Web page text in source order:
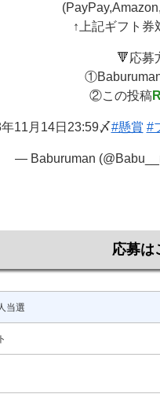
↑上記ギフト券
🔻応募
②この投稿
11月14日23:59〆#懸賞 #
— Baburuman
応募は
当選